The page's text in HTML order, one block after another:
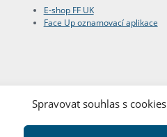
Spravovat souhlas s cookies
E-shop FF UK
Face Up oznamovací aplikace